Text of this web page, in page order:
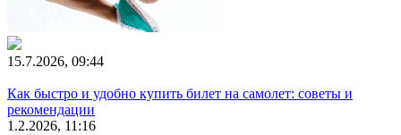
15.7.2026, 09:44
Как быстро и удобно купить билет на самолет: советы и
рекомендации
1.2.2026, 11:16